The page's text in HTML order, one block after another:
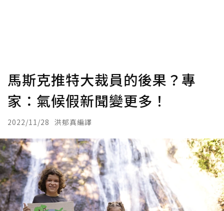
馬斯克推特大裁員的後果？專
家：氣候假新聞變更多！
2022/11/28 洪郁真編譯